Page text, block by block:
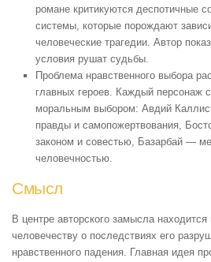
романе критикуются деспотичные
системы, которые порождают
человеческие трагедии. Автор
условия рушат судьбы.
Проблема нравственного выбора
главных героев. Каждый персонаж
моральным выбором: Авдий
правды и самопожертвования,
законом и совестью, Базарбай —
человечностью.
Смысл
В центре авторского замысла
человечеству о последствиях его
нравственного падения. Главная идея